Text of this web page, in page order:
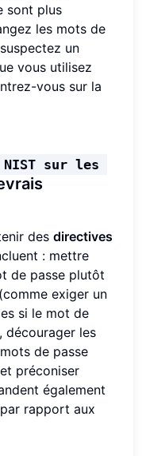
sont plus
les mots de
un
vous utilisez
vous sur la
sur les
des directives
: mettre
de passe plutôt
exiger un
si le mot de
décourager les
de passe
préconiser
également
rapport aux